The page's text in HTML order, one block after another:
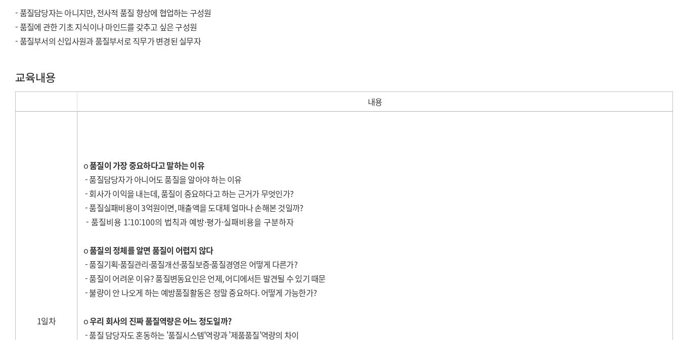
- 품질담당자는 아니지만, 전사적 품질 향상에 협업하는 구성원
- 품질에 관한 기초 지식이나 마인드를 갖추고 싶은 구성원
- 품질부서의 신입사원과 품질부서로 직무가 변경된 실무자
교육내용
내용
1일차
o품질이 가장 중요하다고 말하는 이유
- 품질담당자가 아니어도 품질을 알아야 하는 이유
- 회사가 이익을 내는데, 품질이 중요하다고 하는 근거가 무엇인가?
- 품질실패비용이 3억원이면, 매출액을 도대체 얼마나 손해본 것일까?
- 품질비용 1:10:100의 법칙과 예방·평가·실패비용을 구분하자
o품질의 정체를 알면 품질이 어렵지 않다
- 품질기획·품질관리·품질개선·품질보증·품질경영은 어떻게 다른가?
- 품질이 어려운 이유? 품질변동요인은 언제, 어디에서든 발견될 수 있기 때문
- 불량이 안 나오게 하는 예방품질활동은 정말 중요하다. 어떻게 가능한가?
o우리 회사의 진짜 품질역량은 어느 정도일까?
- 품질 담당자도 혼동하는 '품질시스템'역량과 '제품품질'역량의 차이